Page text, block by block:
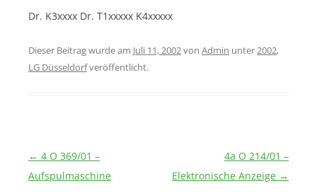
Dr. K3xxxx Dr. T1xxxxx K4xxxxx
Dieser Beitrag wurde am Juli 11, 2002von Admin unter 2002,
LG Düsseldorfveröffentlicht.
Beitragsnavigation
← 4 O 369/01 –
Aufspulmaschine
4a O 214/01 –
Elektronische Anzeige →